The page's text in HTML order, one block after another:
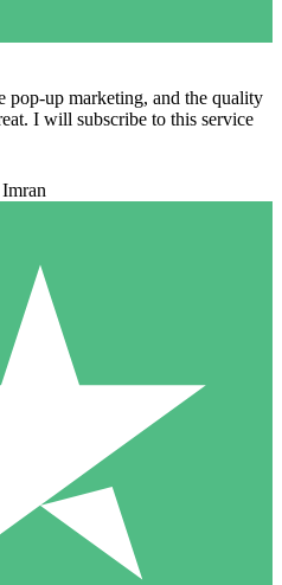
pop-up marketing, and the quality
I will subscribe to this service
Imran